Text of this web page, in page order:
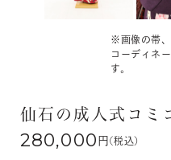
※画像の帯
コーディネ
す。
仙石の成人式コミ
280,000 円 (税込)